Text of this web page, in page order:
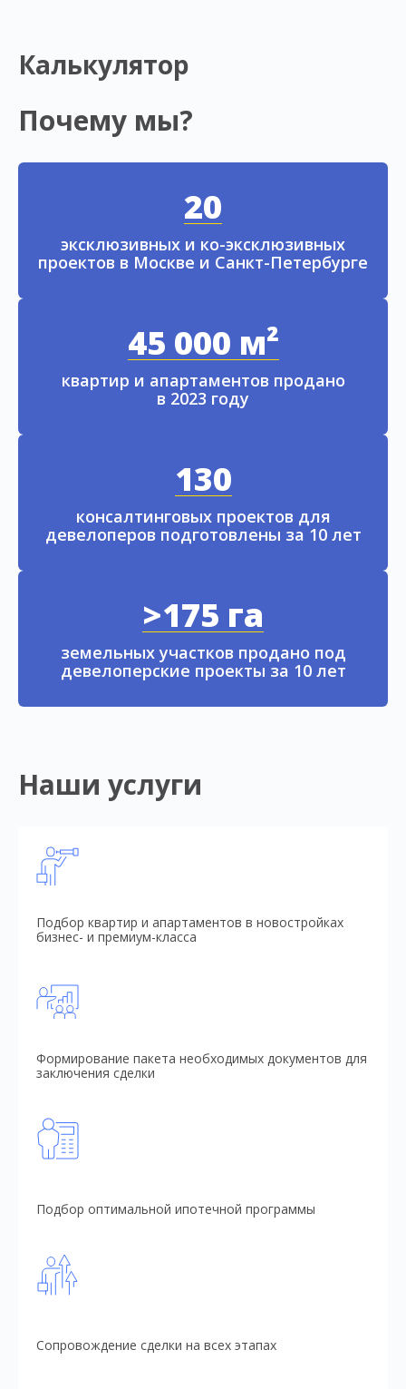
Калькулятор
Почему мы?
20
эксклюзивных и ко-эксклюзивных
проектов в Москве и Санкт-Петербурге
45 000 м²
квартир и апартаментов продано
в 2023 году
130
консалтинговых проектов для
девелоперов подготовлены за 10 лет
>175 га
земельных участков продано под
девелоперские проекты за 10 лет
Наши услуги
Подбор квартир и апартаментов в новостройках
бизнес- и премиум-класса
Формирование пакета необходимых документов для
заключения сделки
Подбор оптимальной ипотечной программы
Сопровождение сделки на всех этапах